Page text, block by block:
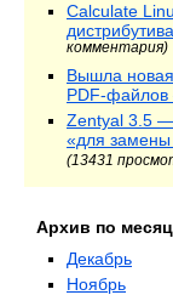
Calculate
комментария)
Вышла новая
PDF-
Zentyal 3.5 —
«для замены
(13431
Архив по
Декабрь
Ноябрь